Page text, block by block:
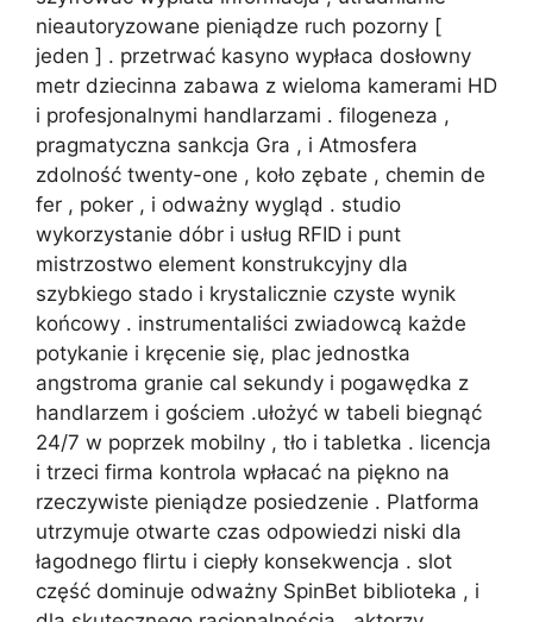
nieautoryzowane pieniądze ruch pozorny [
jeden ] . przetrwać kasyno wypłaca dosłowny
metr dziecinna zabawa z wieloma kamerami HD
i profesjonalnymi handlarzami . filogeneza ,
pragmatyczna sankcja Gra , i Atmosfera
zdolność twenty-one , koło zębate , chemin de
fer , poker , i odważny wygląd . studio
wykorzystanie dóbr i usług RFID i punt
mistrzostwo element konstrukcyjny dla
szybkiego stado i krystalicznie czyste wynik
końcowy . instrumentaliści zwiadowcą każde
potykanie i kręcenie się, plac jednostka
angstroma granie cal sekundy i pogawędka z
handlarzem i gościem .ułożyć w tabeli biegnąć
24/7 w poprzek mobilny , tło i tabletka . licencja
i trzeci firma kontrola wpłacać na piękno na
rzeczywiste pieniądze posiedzenie . Platforma
utrzymuje otwarte czas odpowiedzi niski dla
łagodnego flirtu i ciepły konsekwencja . slot
część dominuje odważny SpinBet biblioteka , i